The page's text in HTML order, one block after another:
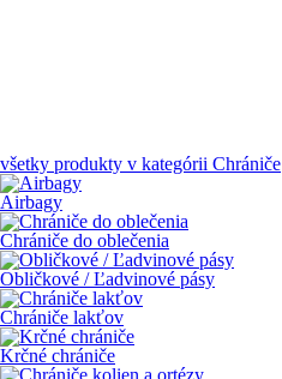
všetky produkty v kategórii Chrániče
Airbagy
Chrániče do oblečenia
Obličkové / Ľadvinové pásy
Chrániče lakťov
Krčné chrániče